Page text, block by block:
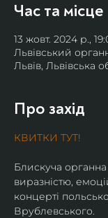
Час та місце
13 жовт. 2024 р.,
Львівський
Львів, Львівська
Про захід
КВИТКИ ТУТ!
Блискуча
виразністю,
концерті
Врублевського.